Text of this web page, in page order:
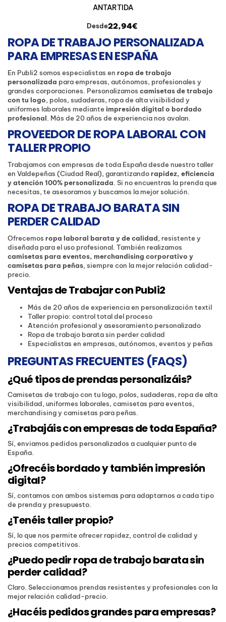
ANTARTIDA
Desde22,94€
ROPA DE TRABAJO PERSONALIZADA
PARA EMPRESAS EN ESPAÑA
En Publi2 somos especialistas en ropa de trabajo
personalizada para empresas, autónomos, profesionales y
grandes corporaciones. Personalizamos camisetas de trabajo
con tu logo, polos, sudaderas, ropa de alta visibilidad y
uniformes laborales mediante impresión digital o bordado
profesional . Más de 20 años de experiencia nos avalan.
PROVEEDOR DE ROPA LABORAL CON
TALLER PROPIO
Trabajamos con empresas de toda España desde nuestro taller
en Valdepeñas (Ciudad Real), garantizandorapidez, eficiencia
y atención 100% personalizada . Si no encuentras la prenda que
necesitas, te asesoramos y buscamos la mejor solución.
ROPA DE TRABAJO BARATA SIN
PERDER CALIDAD
Ofrecemos ropa laboral barata y de calidad, resistente y
diseñada para el uso profesional. También realizamos
camisetas para eventos, merchandising corporativo y
camisetas para peñas, siempre con la mejor relación calidad-
precio.
Ventajas de Trabajar con Publi2
Más de 20 años de experiencia en personalización textil
Taller propio: control total del proceso
Atención profesional y asesoramiento personalizado
Ropa de trabajo barata sin perder calidad
Especialistas en empresas, autónomos, eventos y peñas
PREGUNTAS FRECUENTES (FAQS)
¿Qué tipos de prendas personalizáis?
Camisetas de trabajo con tu logo, polos, sudaderas, ropa de alta
visibilidad, uniformes laborales, camisetas para eventos,
merchandising y camisetas para peñas.
¿Trabajáis con empresas de toda España?
Sí, enviamos pedidos personalizados a cualquier punto de
España.
¿Ofrecéis bordado y también impresión
digital?
Sí, contamos con ambos sistemas para adaptarnos a cada tipo
de prenda y presupuesto.
¿Tenéis taller propio?
Sí, lo que nos permite ofrecer rapidez, control de calidad y
precios competitivos.
¿Puedo pedir ropa de trabajo barata sin
perder calidad?
Claro. Seleccionamos prendas resistentes y profesionales con la
mejor relación calidad-precio.
¿Hacéis pedidos grandes para empresas?